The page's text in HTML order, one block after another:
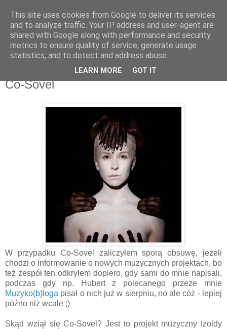
csgmblog
...music that's real...
czwartek, 27 listopada 2014
Co-Sovel
W przypadku Co-Sovel zaliczyłem sporą obsuwę, jeżeli
chodzi o informowanie o nowych muzycznych projektach, bo
też zespół ten odkryłem dopiero, gdy sami do mnie napisali,
podczas gdy np. Hubert z polecanego przeze mnie
Muzyko(b)loga pisał o nich już w sierpniu, no ale cóż - lepiej
późno niż wcale ;)
Skąd wziął się Co-Sovel? Jest to projekt muzyczny Izoldy
This site uses cookies from Google to deliver its services
and to analyze traffic. Your IP address and user-agent are
shared with Google along with performance and security
metrics to ensure quality of service, generate usage
statistics, and to detect and address abuse.
LEARN MORE GOT IT